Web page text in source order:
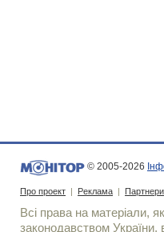
© 2005-2026
Про проект | Реклама | Партнери
Всі права на матеріали,
законодавством України,